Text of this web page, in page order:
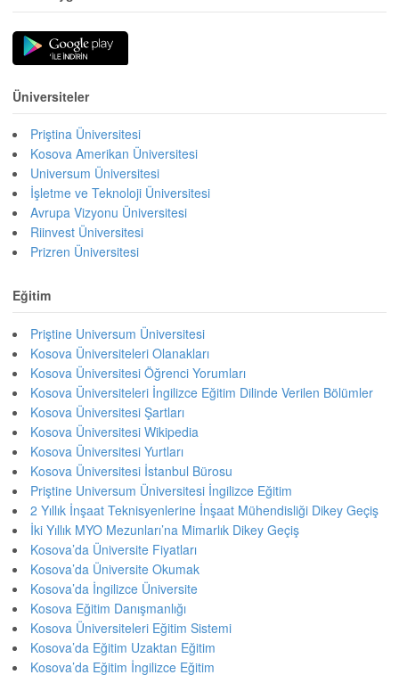
Üniversiteler
Priştina Üniversitesi
Kosova Amerikan Üniversitesi
Universum Üniversitesi
İşletme ve Teknoloji Üniversitesi
Avrupa Vizyonu Üniversitesi
Riinvest Üniversitesi
Prizren Üniversitesi
Eğitim
Priştine Universum Üniversitesi
Kosova Üniversiteleri Olanakları
Kosova Üniversitesi Öğrenci Yorumları
Kosova Üniversiteleri İngilizce Eğitim Dilinde Verilen Bölümler
Kosova Üniversitesi Şartları
Kosova Üniversitesi Wikipedia
Kosova Üniversitesi Yurtları
Kosova Üniversitesi İstanbul Bürosu
Priştine Universum Üniversitesi İngilizce Eğitim
2 Yıllık İnşaat Teknisyenlerine İnşaat Mühendisliği Dikey Geçiş
İki Yıllık MYO Mezunları’na Mimarlık Dikey Geçiş
Kosova’da Üniversite Fiyatları
Kosova’da Üniversite Okumak
Kosova’da İngilizce Üniversite
Kosova Eğitim Danışmanlığı
Kosova Üniversiteleri Eğitim Sistemi
Kosova’da Eğitim Uzaktan Eğitim
Kosova’da Eğitim İngilizce Eğitim